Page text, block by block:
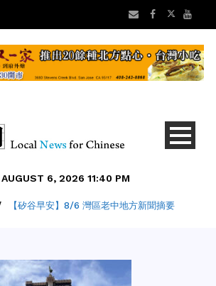
AUGUST 6, 2026 11:40 PM
【矽谷早安】8/6 灣區老中地方新聞摘要